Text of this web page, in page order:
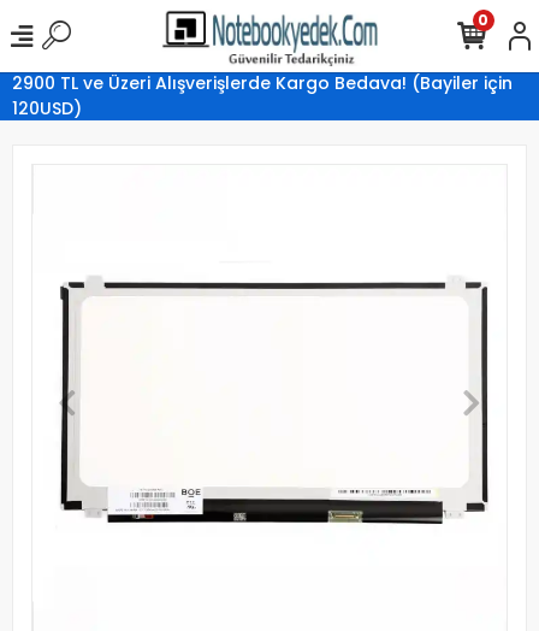
2900 TL ve Üzeri Alışverişlerde Kargo Bedava! (Bayiler için
120USD)
0